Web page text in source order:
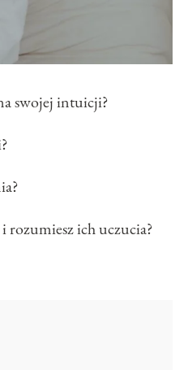
swojej intuicji?
rozumiesz ich uczucia?